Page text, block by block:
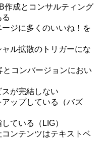
作成とコンサルティング
ジに多くのいいね！を
ル拡散のトリガーにな
コンバージョンにおい
が完結しない
ップしている（バズ
ている（LIG）
ンテンツはテキストベ